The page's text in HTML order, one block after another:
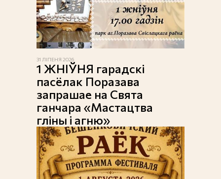
31 ЛІПЕНЯ 2026
1 ЖНІЎНЯ гарадскі
пасёлак Поразава
запрашае на Свята
ганчара «Мастацтва
гліны і агню»